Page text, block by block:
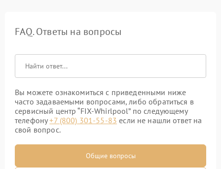
FAQ. Ответы на вопросы
Вы можете ознакомиться с приведенными ниже
часто задаваемыми вопросами, либо обратиться в
сервисный центр “FIX-Whirlpool” по следующему
телефону+7 (800) 301-55-83 если не нашли ответ на
свой вопрос.
Общие вопросы